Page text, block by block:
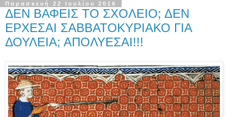
Παρασκευή 22 Ιουλίου 2016
ΔΕΝ ΒΑΦΕΙΣ ΤΟ ΣΧΟΛΕΙΟ; ΔΕΝ
ΕΡΧΕΣΑΙ ΣΑΒΒΑΤΟΚΥΡΙΑΚΟ ΓΙΑ
ΔΟΥΛΕΙΑ; ΑΠΟΛΥΕΣΑΙ!!!